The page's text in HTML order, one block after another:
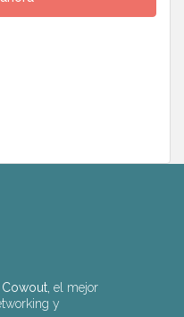
el mejor
y